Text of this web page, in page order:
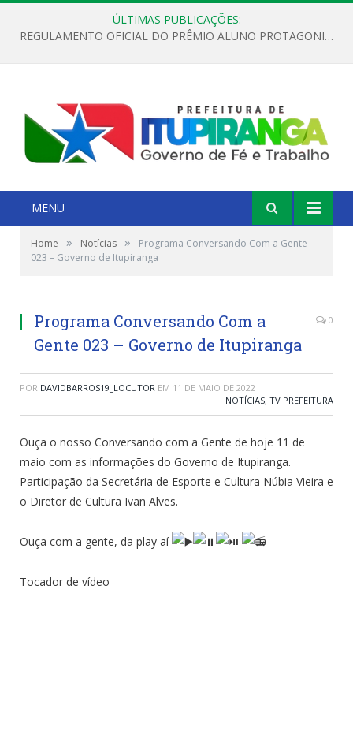
ÚLTIMAS PUBLICAÇÕES:
REGULAMENTO OFICIAL DO PRÊMIO ALUNO PROTAGONISTA – EDIÇÃO 2026
MENU
Home » Notícias »
Programa Conversando Com a Gente
023 – Governo de Itupiranga
Programa Conversando Com a
Gente 023 – Governo de Itupiranga
0
POR DAVIDBARROS19_LOCUTOR EM 11 DE MAIO DE 2022
NOTÍCIAS, TV PREFEITURA
Ouça o nosso Conversando com a Gente de hoje 11 de
maio com as informações do Governo de Itupiranga.
Participação da Secretária de Esporte e Cultura Núbia Vieira e
o Diretor de Cultura Ivan Alves.
Ouça com a gente, da play aí
Tocador de vídeo